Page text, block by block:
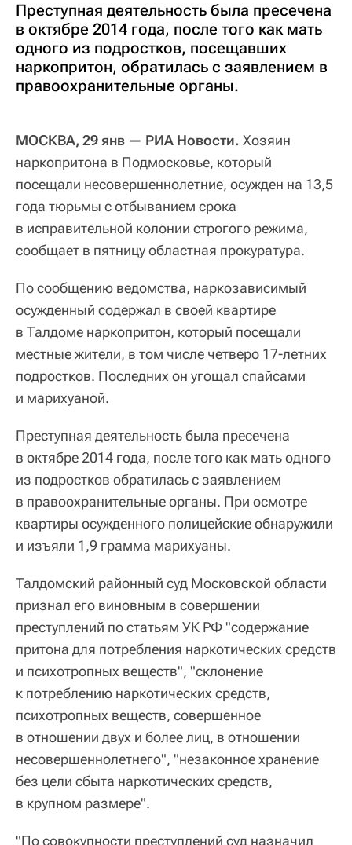
Преступная деятельность была пресечена
в октябре 2014 года, после того как мать
одного из подростков, посещавших
наркопритон, обратилась с заявлением в
правоохранительные органы.
МОСКВА, 29 янв — РИА Новости. Хозяин
наркопритона в Подмосковье, который
посещали несовершеннолетние, осужден на 13,5
года тюрьмы с отбыванием срока
в исправительной колонии строгого режима,
сообщает в пятницу областная прокуратура.
По сообщению ведомства, наркозависимый
осужденный содержал в своей квартире
в Талдоме наркопритон, который посещали
местные жители, в том числе четверо 17-летних
подростков. Последних он угощал спайсами
и марихуаной.
Преступная деятельность была пресечена
в октябре 2014 года, после того как мать одного
из подростков обратилась с заявлением
в правоохранительные органы. При осмотре
квартиры осужденного полицейские обнаружили
и изъяли 1,9 грамма марихуаны.
Талдомский районный суд Московской области
признал его виновным в совершении
преступлений по статьям УК РФ "содержание
притона для потребления наркотических средств
и психотропных веществ", "склонение
к потреблению наркотических средств,
психотропных веществ, совершенное
в отношении двух и более лиц, в отношении
несовершеннолетнего", "незаконное хранение
без цели сбыта наркотических средств,
в крупном размере".
"По совокупности преступлений суд назначил